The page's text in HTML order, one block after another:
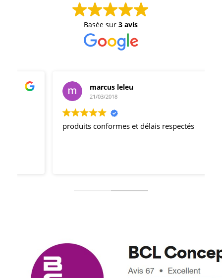
Basée sur3 avis
marcus leleu
21/03/2018
produits conformes et délais respectés